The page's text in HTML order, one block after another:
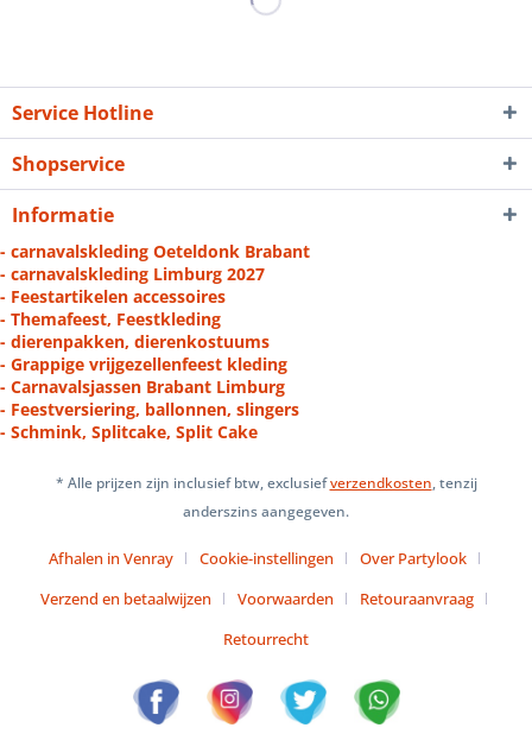
Service Hotline
Shopservice
Informatie
- carnavalskleding Oeteldonk Brabant
- carnavalskleding Limburg 2027
- Feestartikelen accessoires
- Themafeest, Feestkleding
- dierenpakken, dierenkostuums
- Grappige vrijgezellenfeest kleding
- Carnavalsjassen Brabant Limburg
- Feestversiering, ballonnen, slingers
- Schmink, Splitcake, Split Cake
* Alle prijzen zijn inclusief btw, exclusiefverzendkosten, tenzij
anderszins aangegeven.
Afhalen in Venray Cookie-instellingen
Over Partylook
Verzend en betaalwijzen
Voorwaarden
Retouraanvraag
Retourrecht